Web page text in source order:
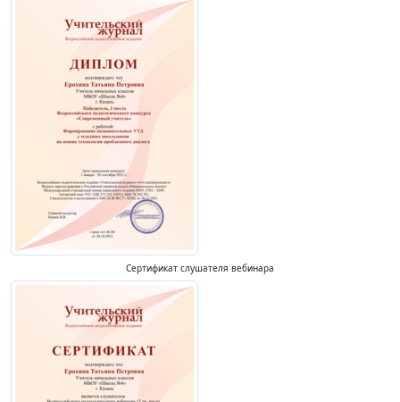
Сертификат слушателя вебинара